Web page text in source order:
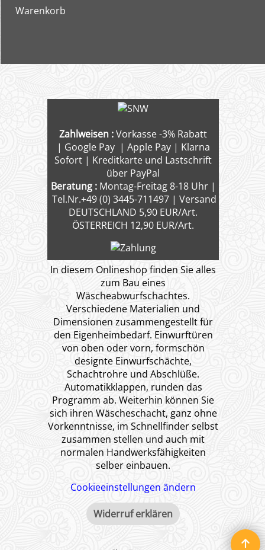
Warenkorb
Zahlweisen :Vorkasse -3% Rabatt
| Google Pay | Apple Pay | Klarna
Sofort | Kreditkarte und Lastschrift
über PayPal
Beratung :Montag-Freitag 8-18 Uhr |
Tel.Nr.+49 (0) 3445-711497 | Versand
DEUTSCHLAND 5,90 EUR/Art.
ÖSTERREICH 12,90 EUR/Art.
In diesem Onlineshop finden Sie alles
zum Bau eines
Wäscheabwurfschachtes.
Verschiedene Materialien und
Dimensionen zusammengestellt für
den Eigenheimbedarf. Einwurftüren
von oben oder vorn, formschön
designte Einwurfschächte,
Schachtrohre und Abschlüße.
Automatikklappen, runden das
Programm ab. Weiterhin können Sie
sich ihren Wäscheschacht, ganz ohne
Vorkenntnisse, im Schnellfinder selbst
zusammen stellen und auch mit
normalen Handwerksfähigkeiten
selber einbauen.
Cookieeinstellungen ändern
Widerruf erklären